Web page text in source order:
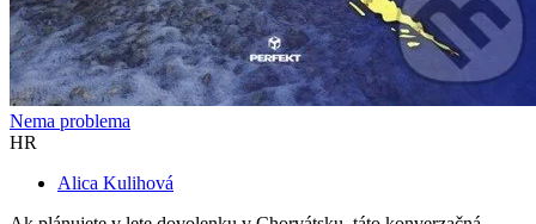
Nema problema
HR
Alica Kulihová